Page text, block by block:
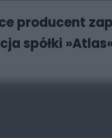
producent
spółki